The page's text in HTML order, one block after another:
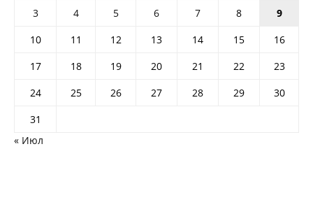
3
4 5 6 7 8
9
10
11 12 13 14 15
16
17
18 19 20 21 22
23
24
25 26 27 28 29
30
31
« Июл